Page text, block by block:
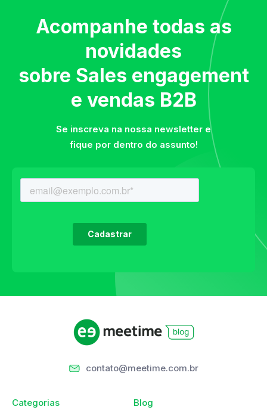
Acompanhe todas as
novidades
sobre Sales engagement
e vendas B2B
Se inscreva na nossa newsletter e
fique por dentro do assunto!
contato@meetime.com.br
Categorias Blog